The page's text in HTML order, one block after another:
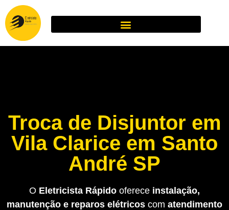
Troca de Disjuntor em
Vila Clarice em Santo
André SP
O Eletricista Rápido oferece instalação,
manutenção e reparos elétricos com atendimento